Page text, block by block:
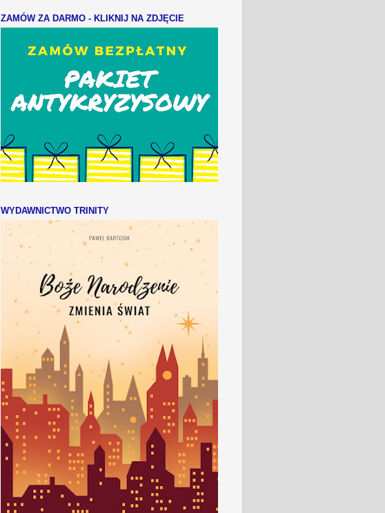
ZAMÓW ZA DARMO - KLIKNIJ NA ZDJĘCIE
WYDAWNICTWO TRINITY